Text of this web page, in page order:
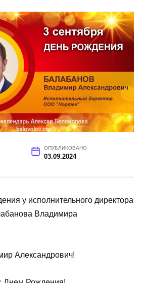
ОПУБЛИКОВАНО
03.09.2024
у исполнительного директора
Владимира
Александрович!